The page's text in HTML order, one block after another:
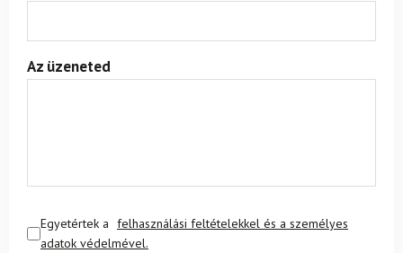
Az üzeneted
Egyetértek a felhasználási feltételekkel és a személyes
adatok védelmével.